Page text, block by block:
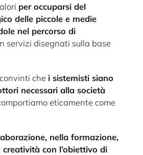
per occuparsi del
delle piccole e medie
nel percorso di
servizi disegnati sulla base
che i sistemisti siano
necessari alla società
eticamente come
nella formazione,
con l’obiettivo di